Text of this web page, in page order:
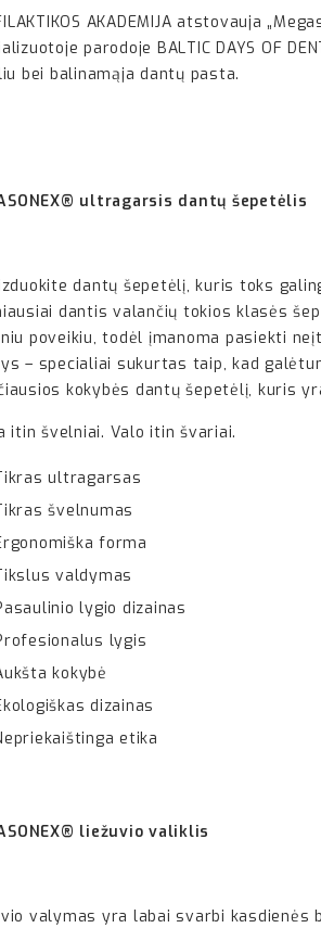
AKADEMIJA atstovauja
parodoje BALTIC DAYS OF
bei balinamąja dantų pasta.
® ultragarsis dantų šepetėlis
dantų šepetėlį, kuris toks
dantis valančių tokios klasės
poveikiu, todėl įmanoma pasiekti
– specialiai sukurtas taip, kad
kokybės dantų šepetėlį, kuris
itin švelniai. Valo itin švariai.
ultragarsas
švelnumas
forma
valdymas
lygio dizainas
lygis
kokybė
dizainas
etika
liežuvio valiklis
valymas yra labai svarbi kasdienės